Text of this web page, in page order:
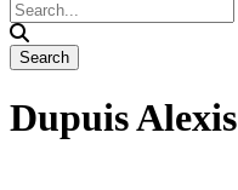
Dupuis Alexis